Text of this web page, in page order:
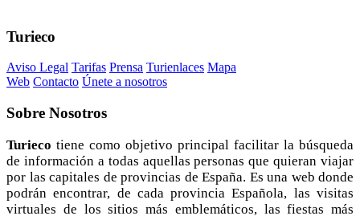
Turieco
Aviso Legal Tarifas Prensa Turienlaces Mapa
Web Contacto Únete a nosotros
Sobre Nosotros
Turieco tiene como objetivo principal facilitar la búsqueda
de información a todas aquellas personas que quieran viajar
por las capitales de provincias de España. Es una web donde
podrán encontrar, de cada provincia Española, las visitas
virtuales de los sitios más emblemáticos, las fiestas más